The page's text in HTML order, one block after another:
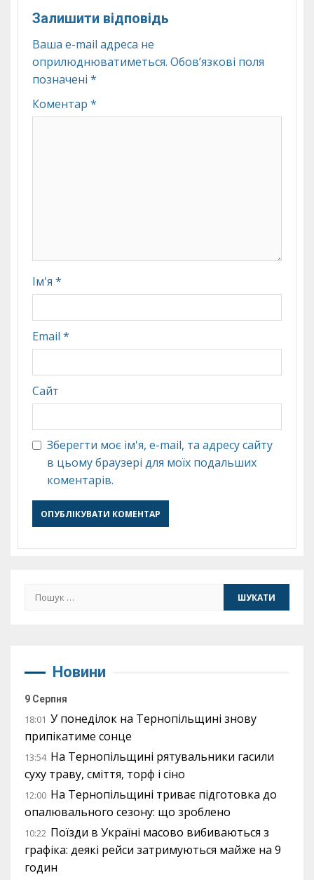
Залишити відповідь
Ваша e-mail адреса не
оприлюднюватиметься. Обов’язкові поля
позначені *
Коментар *
Ім'я *
Email *
Сайт
Зберегти моє ім'я, e-mail, та адресу сайту
в цьому браузері для моїх подальших
коментарів.
Пошук:
Новини
9 Серпня
18:01 У понеділок на Тернопільщині знову
припікатиме сонце
13:54 На Тернопільщині рятувальники гасили
суху траву, сміття, торф і сіно
12:00 На Тернопільщині триває підготовка до
опалювального сезону: що зроблено
10:22 Поїзди в Україні масово вибиваються з
графіка: деякі рейси затримуються майже на 9
годин